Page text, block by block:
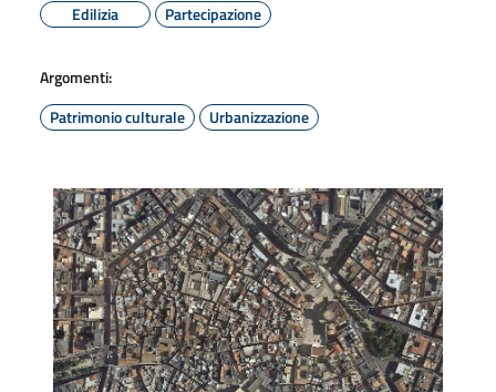
Edilizia
Partecipazione
Argomenti:
Patrimonio culturale
Urbanizzazione